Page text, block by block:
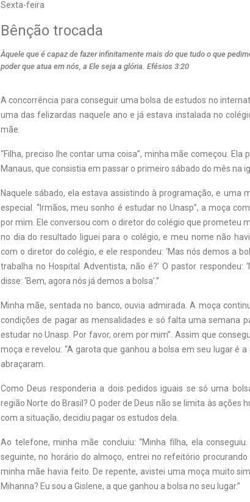
Sexta-feira
Bênção trocada
Àquele que é capaz de fazer infinitamente mais do que tudo o que
poder que atua em nós, a Ele seja a glória. Efésios 3:20
A concorrência para conseguir uma bolsa de estudos no
uma das felizardas naquele ano e já estava instalada no
mãe.
“Filha, preciso lhe contar uma coisa”, minha mãe começou.
Manaus, que consistia em passar o primeiro sábado do mês na
Naquele sábado, ela estava assistindo à programação, e
especial. “Irmãos, meu sonho é estudar no Unasp”, a moça
por mim. Ele conversou com o diretor do colégio que prometeu
no dia do resultado liguei para o colégio, e meu nome não
com o diretor do colégio, e ele respondeu: ‘Mas nós demos a
trabalha no Hospital Adventista, não é?’ O pastor respondeu:
disse: ‘Bem, agora nós já demos a bolsa’.”
Minha mãe, sentada no banco, ouvia admirada. A moça
condições de pagar as mensalidades e só falta uma semana
estudar no Unasp. Por favor, orem por mim”. Assim que
moça e revelou: “A garota que ganhou a bolsa em seu lugar é
abraçaram.
Como Deus responderia a dois pedidos iguais se só uma
região Norte do Brasil? O poder de Deus não se limita às ações
com a situação, decidiu pagar os estudos dela.
Ao telefone, minha mãe concluiu: “Minha filha, ela
seguinte, no horário do almoço, entrei no refeitório
minha mãe havia feito. De repente, avistei uma moça muito
Mihanna? Eu sou a Gislene, a que ganhou a bolsa no seu lugar.”